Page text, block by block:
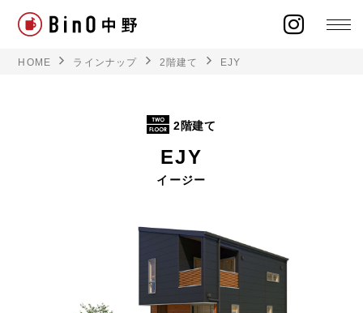
ラインナップ
オーナー様の声
HOME ラインナップ 2階建て EJY
2階建て
EJY
イージー